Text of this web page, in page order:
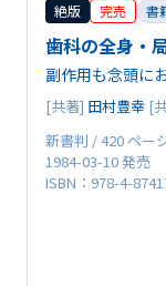
絶版 完売 書
歯科の全身・
副作用も念頭に
[共著] 田村豊幸 [
新書判 / 420 ペー
1984-03-10 発売
ISBN：978-4-